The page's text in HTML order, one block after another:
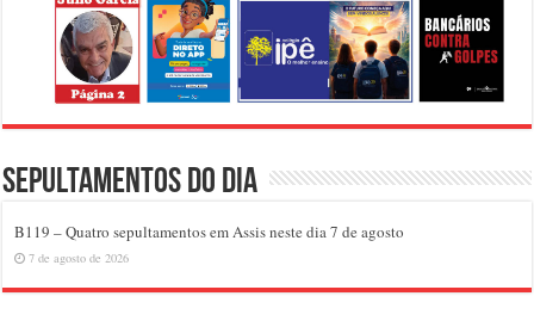
Sepultamentos do dia
B119 – Quatro sepultamentos em Assis neste dia 7 de agosto
7 de agosto de 2026